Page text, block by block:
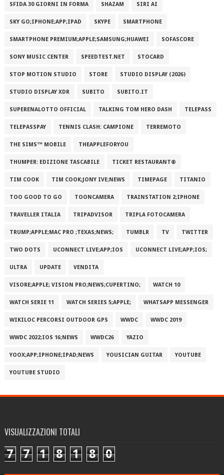
SFIDA 30 GIORNI IN FORMA SHAZAM SIRI AI
SKY GO;IPHONE;APP;IPAD SKYPE SMARTPHONE
SMARTPHONE PREMIUM;APPLE;SAMSUNG;HUAWEI SOFASCORE
SONY MUSIC CENTER SPEEDTEST.NET STOCARD
STOP MOTION STUDIO STORE STUDIO DISPLAY (2026)
STUDIO DISPLAY XDR SUBITO SUBITO.IT
SUPERENALOTTO OFFICIAL TALKING TOM HERO DASH TELEPASS
TELEPASSPAY TENNIS CLASH: CAMPIONE TERREMOTO
THE SIMS™ MOBILE THEAPPLEFORYOU
THUMPER: EDIZIONE TASCABILE TICKET RESTAURANT®
TIM COOK TIM COOK;JONY IVE;NEWS TIMEPAGE TITANIO
TOO GOOD TO GO TOONCAMERA TRAINSTATION 2;IPHONE
TRAVELLER ITALIA TRIPADVISOR TRIPLA FOTOCAMERA
TRUMP;APPLE;MAC PRO ;TEXAS;NEWS; TUMBLR TV TWITTER
TWO DOTS UCONNECT LIVE;APP;IOS UCONNECT LIVE;APP;IOS;
ULTRA UPDATE VENDITA
VISORE;APPLE; VISION PRO;NEWS;CUPERTINO; WATCH 10
WATCH SERIE 11 WATCH SERIES 5;APPLE; WHATSAPP MESSENGER
WIKILOC PERCORSI OUTDOOR GPS WWDC WWDC 2019
WWDC 2022;IOS 16;NEWS WWDC26 YAZIO
YOOX;APP;IPHONE;IPAD;NEWS YOUSICIAN GUITAR YOUTUBE
YOUTUBE STUDIO
VISUALIZZAZIONI TOTALI
7 7 1 8 1 8 0